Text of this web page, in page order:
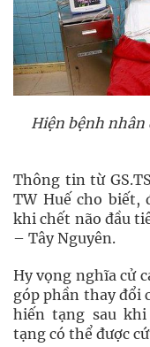
Hiện bệnh nhân
Thông tin từ
TW Huế cho biết,
khi chết não đầu
– Tây Nguyên.
Hy vọng nghĩa cử
góp phần thay đổi
hiến tạng sau
tạng có thể được